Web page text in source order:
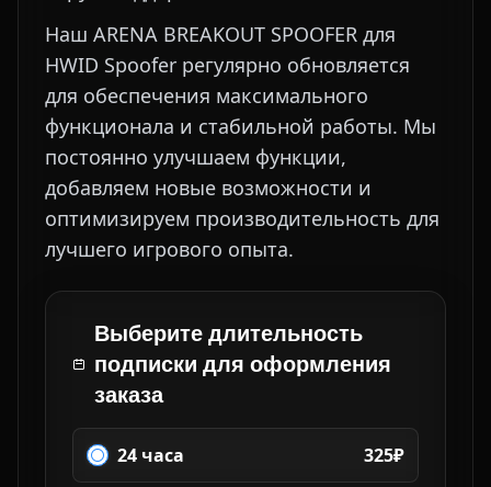
Наш ARENA BREAKOUT SPOOFER для
HWID Spoofer регулярно обновляется
для обеспечения максимального
функционала и стабильной работы. Мы
постоянно улучшаем функции,
добавляем новые возможности и
оптимизируем производительность для
лучшего игрового опыта.
Выберите длительность
подписки для оформления
заказа
24 часа 325₽